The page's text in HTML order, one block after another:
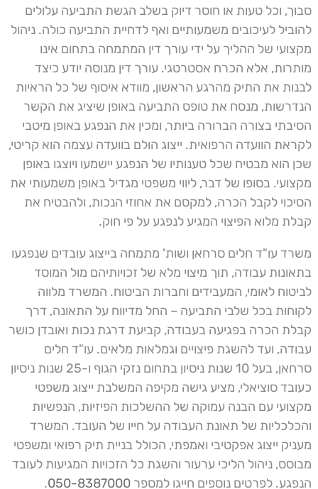
סבוך, וכל טעות או חוסר דיוק בשלב הגשת התביעה עלולים
להוביל לעיכובים משמעותיים ואף לדחיית התביעה כולה. ניהול
מקצועי של ההליך על ידי עורך דין המתמחה בתחום אינו
מותרות, אלא הכרח אסטרטגי. עורך דין מנוסה יודע כיצד
לבנות את התיק מהרגע הראשון, מוודא איסוף של כל הראיות
הנדרשות, מנסח את טופס התביעה באופן שיציג את הקשר
הסיבתי בצורה הברורה ביותר, ומכין את הנפגע באופן מיטבי
לקראת הוועדה הרפואית. ייצוג הולם בוועדה עצמה הוא קריטי,
שכן הוא מבטיח שכל טענותיו של הנפגע יישמעו ויוצגו באופן
מקצועי. בסופו של דבר, ליווי משפטי מגדיל באופן משמעותי את
הסיכוי לקבל הכרה, למקסם את אחוזי הנכות, ולהבטיח את
קבלת מלוא הפיצוי המגיע לנפגע על פי חוק.
משרד עו"ד חלים סרחאן ושות' מתמחה בייצוג עובדים שנפגעו
בתאונות עבודה, תוך מיצוי מלא של זכויותיהם מול המוסד
לביטוח לאומי, המעבידים וחברות הביטוח. המשרד מלווה
לקוחות בכל שלבי התביעה – החל מדיווח על התאונה, דרך
קבלת הכרה בפגיעה בעבודה, קביעת דרגת נכות ואובדן כושר
עבודה, ועד להשגת פיצויים וגמלאות מלאים. עו"ד חלים
סרחאן, בעל 10 שנות ניסיון בתחום נזקי הגוף ו-25 שנות ניסיון
כעובד סוציאלי, מציע גישה מקיפה המשלבת ייצוג משפטי
מקצועי עם הבנה עמוקה של ההשלכות הפיזיות, הנפשיות
והכלכליות של תאונת העבודה על חייו של העובד. המשרד
מעניק ייצוג אפקטיבי ואמפתי, הכולל בניית תיק רפואי ומשפטי
מבוסס, ניהול הליכי ערעור והשגת כל הזכויות המגיעות לעובד
הנפגע. לפרטים נוספים חייגו למספר 050-8387000
.